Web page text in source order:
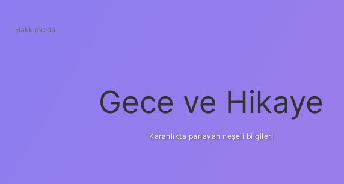
Hakkımızda
Gece ve Hikaye
Karanlıkta parlayan neşeli bilgiler!